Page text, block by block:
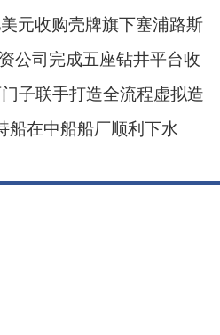
元收购壳牌旗下塞浦路斯
公司完成五座钻井平台收
子联手打造全流程虚拟造
船在中船船厂顺利下水